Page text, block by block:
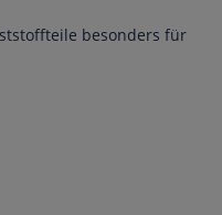
besonders für